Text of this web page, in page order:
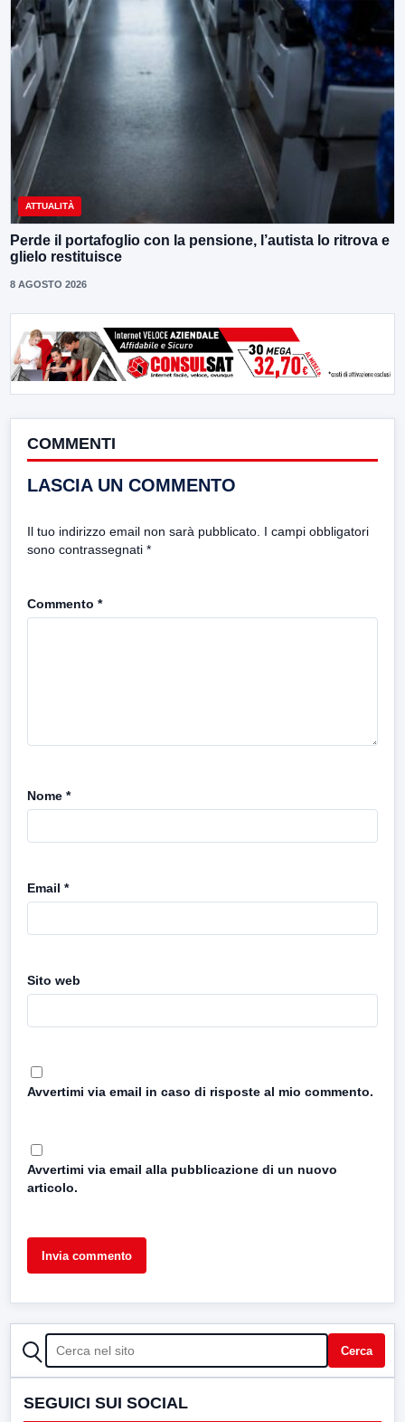
ATTUALITÀ
Perde il portafoglio con la pensione, l’autista lo ritrova e
glielo restituisce
8 AGOSTO 2026
COMMENTI
LASCIA UN COMMENTO
Il tuo indirizzo email non sarà pubblicato. I campi obbligatori
sono contrassegnati *
Commento *
Nome *
Email *
Sito web
Avvertimi via email in caso di risposte al mio commento.
Avvertimi via email alla pubblicazione di un nuovo
articolo.
CERCA Cerca
SEGUICI SUI SOCIAL